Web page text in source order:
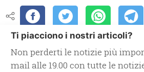
Ti piacciono i nostri articoli?
Non perderti le notizie più
mail alle 19.00 con tutte le